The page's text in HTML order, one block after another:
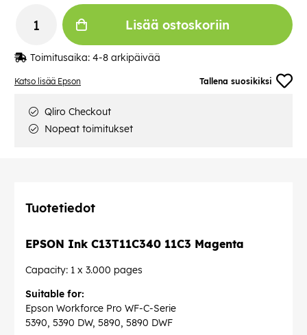
Katso lisää Epson Tallena suosikiksi
Lisää ostoskoriin
Toimitusaika: 4-8 arkipäivää
Qliro Checkout
Nopeat toimitukset
Tuotetiedot
EPSON Ink C13T11C340 11C3 Magenta
Capacity: 1 x 3.000 pages
Suitable for:
Epson Workforce Pro WF-C-Serie
5390, 5390 DW, 5890, 5890 DWF